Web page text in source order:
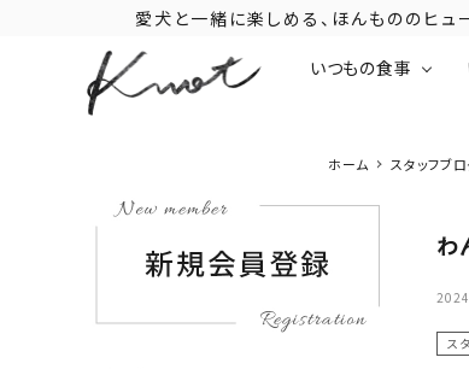
愛犬と一緒に楽しめる、ほんもののヒ
いつもの食事
ホーム スタッフブ
わ
ス